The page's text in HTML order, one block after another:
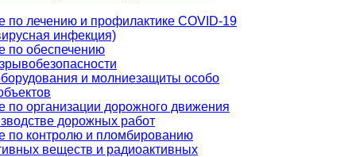
по лечению и профилактике COVID-19
инфекция)
по обеспечению
и молниезащиты особо
по организации дорожного движения
дорожных работ
по контролю и пломбированию
веществ и радиоактивных